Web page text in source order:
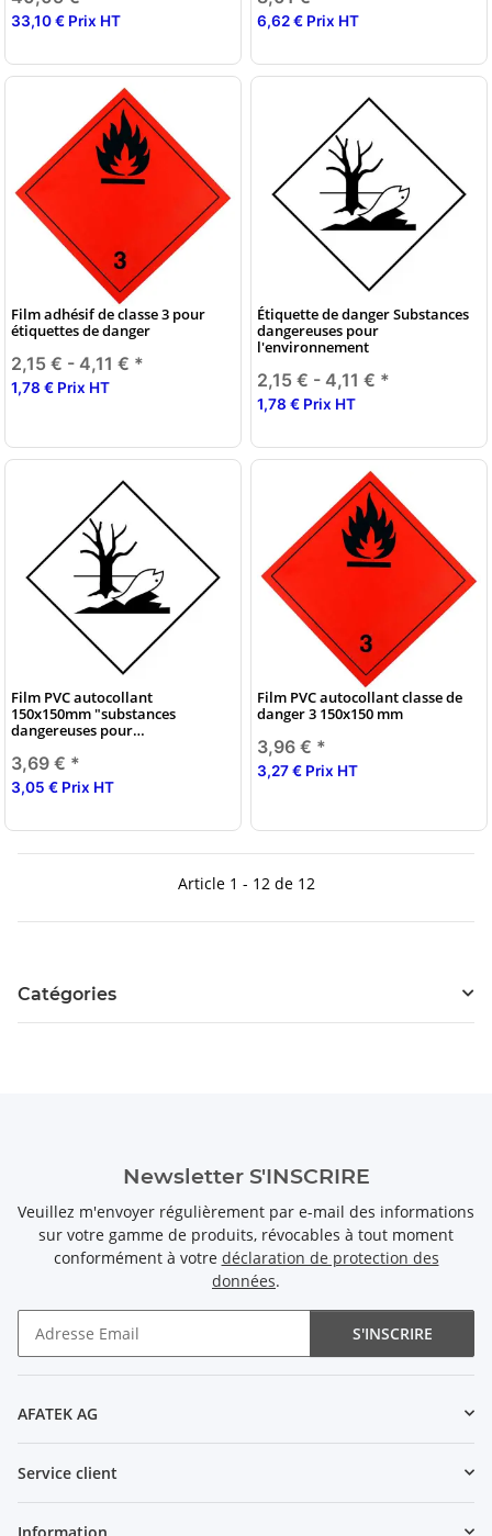
33,10 € Prix HT 6,62 € Prix HT
Film adhésif de classe 3 pour
étiquettes de danger
2,15 € - 4,11 € *
1,78 € Prix HT
Étiquette de danger Substances
dangereuses pour
l'environnement
2,15 € - 4,11 € *
1,78 € Prix HT
Film PVC autocollant
150x150mm "substances
dangereuses pour
3,69 € *
3,05 € Prix HT
Film PVC autocollant classe de
danger 3 150x150 mm
3,96 € *
3,27 € Prix HT
Article 1 - 12 de 12
Catégories
Newsletter S'INSCRIRE
Veuillez m'envoyer régulièrement par e-mail des informations
sur votre gamme de produits, révocables à tout moment
conformément à votre déclaration de protection des
données.
S'INSCRIRE
AFATEK AG
Service client